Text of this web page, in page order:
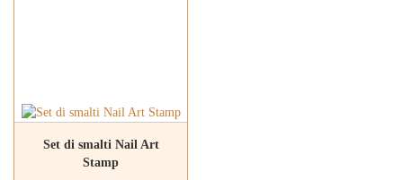
Set di smalti Nail Art
Stamp